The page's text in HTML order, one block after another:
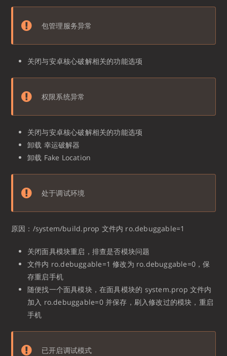
包管理服务异常
关闭与安卓核心破解相关的功能选项
权限系统异常
关闭与安卓核心破解相关的功能选项
卸载 幸运破解器
卸载 Fake Location
处于调试环境
原因：/system/build.prop 文件内 ro.debuggable=1
关闭面具模块重启，排查是否模块问题
文件内 ro.debuggable=1 修改为 ro.debuggable=0，保
存重启手机
随便找一个面具模块，在面具模块的 system.prop 文件内
加入 ro.debuggable=0 并保存，刷入修改过的模块，重启
手机
已开启调试模式